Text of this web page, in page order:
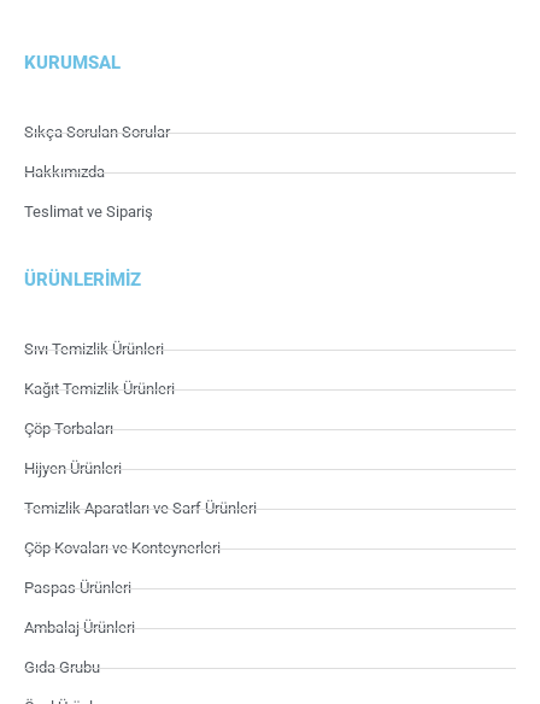
KURUMSAL
Sıkça Sorulan Sorular
Hakkımızda
Teslimat ve Sipariş
ÜRÜNLERIMIZ
Sıvı Temizlik Ürünleri
Kağıt Temizlik Ürünleri
Çöp Torbaları
Hijyen Ürünleri
Temizlik Aparatları ve Sarf Ürünleri
Çöp Kovaları ve Konteynerleri
Paspas Ürünleri
Ambalaj Ürünleri
Gıda Grubu